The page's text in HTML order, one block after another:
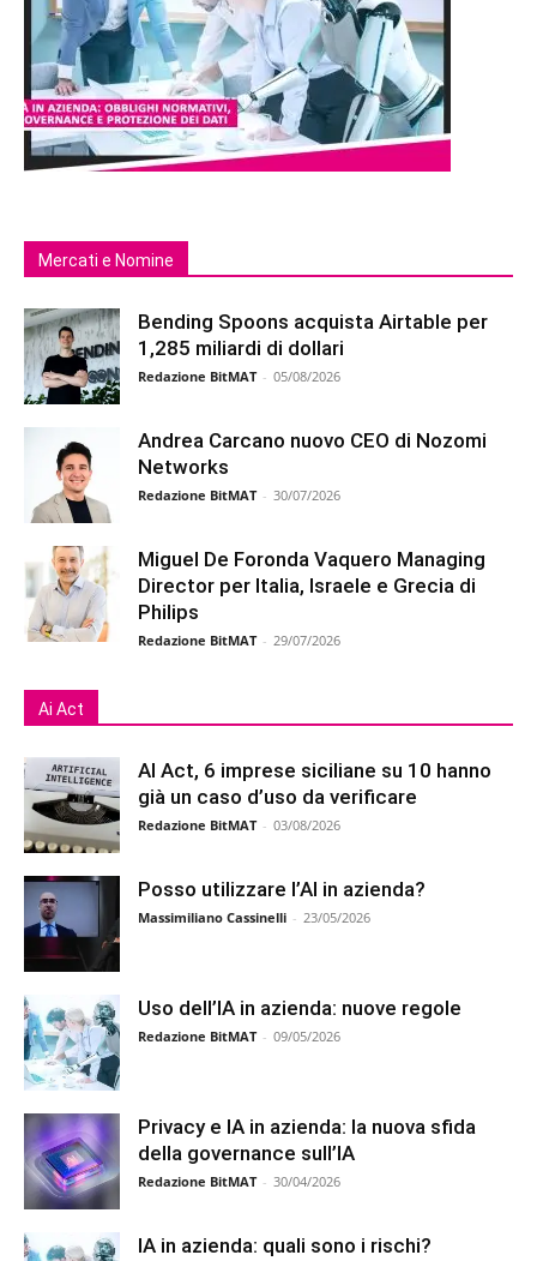
Mercati e Nomine
Bending Spoons acquista Airtable per
1,285 miliardi di dollari
Redazione BitMAT - 05/08/2026
Andrea Carcano nuovo CEO di Nozomi
Networks
Redazione BitMAT - 30/07/2026
Miguel De Foronda Vaquero Managing
Director per Italia, Israele e Grecia di
Philips
Redazione BitMAT - 29/07/2026
Ai Act
AI Act, 6 imprese siciliane su 10 hanno
già un caso d’uso da verificare
Redazione BitMAT - 03/08/2026
Posso utilizzare l’AI in azienda?
Massimiliano Cassinelli - 23/05/2026
Uso dell’IA in azienda: nuove regole
Redazione BitMAT - 09/05/2026
Privacy e IA in azienda: la nuova sfida
della governance sull’IA
Redazione BitMAT - 30/04/2026
IA in azienda: quali sono i rischi?